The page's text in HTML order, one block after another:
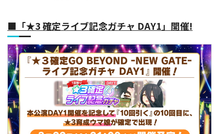
■「★3 確定ライブ記念ガチャ DAY1」開催!